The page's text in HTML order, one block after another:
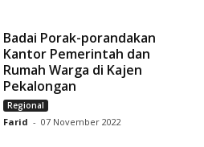
Badai Porak-porandakan
Kantor Pemerintah dan
Rumah Warga di Kajen
Pekalongan
Regional
Farid - 07 November 2022